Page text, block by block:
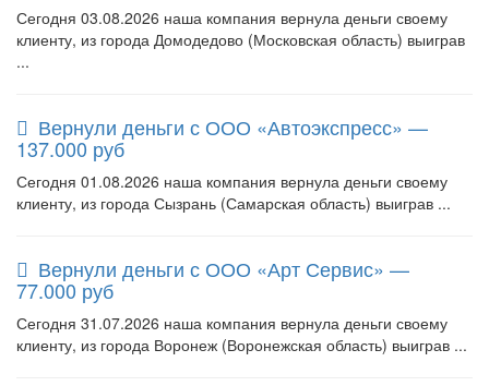
Сегодня 03.08.2026 наша компания вернула деньги своему
клиенту, из города Домодедово (Московская область) выиграв
...
Вернули деньги с ООО «Автоэкспресс» —
137.000 руб
Сегодня 01.08.2026 наша компания вернула деньги своему
клиенту, из города Сызрань (Самарская область) выиграв ...
Вернули деньги с ООО «Арт Сервис» —
77.000 руб
Сегодня 31.07.2026 наша компания вернула деньги своему
клиенту, из города Воронеж (Воронежская область) выиграв ...